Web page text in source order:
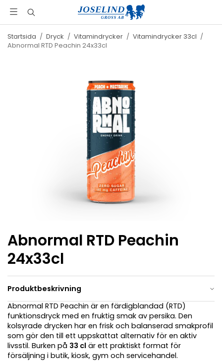
Startsida / Dryck / Vitamindrycker / Vitamindrycker 33cl /
Abnormal RTD Peachin 24x33cl
Abnormal RTD Peachin
24x33cl
Produktbeskrivning
Abnormal RTD Peachin är en färdigblandad (RTD)
funktionsdryck med en fruktig smak av persika. Den
kolsyrade drycken har en frisk och balanserad smakprofil
som gör den till ett uppskattat alternativ för en aktiv
livsstil. Burken på 33 cl är ett praktiskt format för
försäljning i butik, kiosk, gym och servicehandel.